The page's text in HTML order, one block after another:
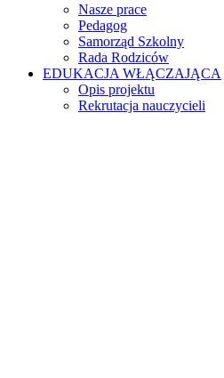
Nasze prace
Pedagog
Samorząd Szkolny
Rada Rodziców
EDUKACJA WŁĄCZAJĄCA
Opis projektu
Rekrutacja nauczycieli